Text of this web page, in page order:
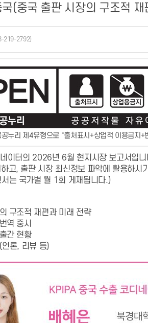
(중국 출판 시장의 구조적
219-2792)
누리 제4유형으로 "출처표시+상업적 이용금지
이터의 2026년 6월 현지시장 보고서입니
고, 출판 시장 최신정보 파악에 활용하시
는 국가별 월 1회 게재됩니다.)
구조적 재편과 미래 전략
역 중시
간 현황
론, 리뷰 등)